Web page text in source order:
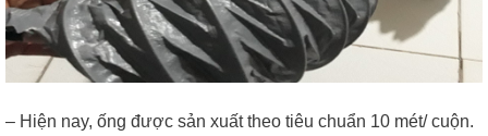
– Hiện nay, ống được sản xuất theo tiêu chuẩn 10 mét/ cuộn.